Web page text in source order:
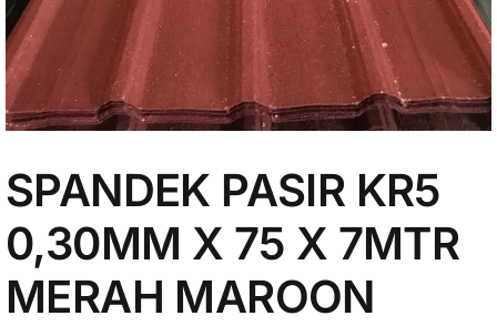
SPANDEK PASIR KR5
0,30MM X 75 X 7MTR
MERAH MAROON